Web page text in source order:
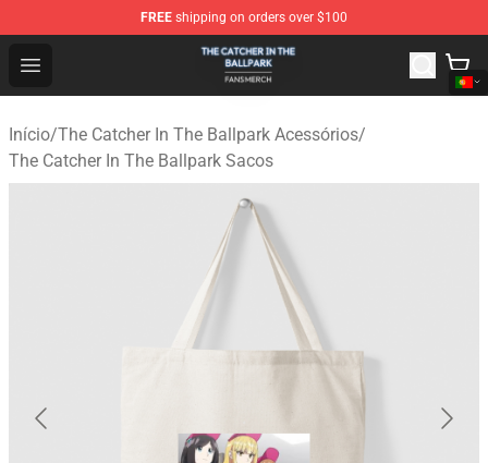
FREE shipping on orders over $100
Open menu
The Catcher In The Ballpark Shop - Official The Catcher
Início/The Catcher In The Ballpark Acessórios/
The Catcher In The Ballpark Sacos